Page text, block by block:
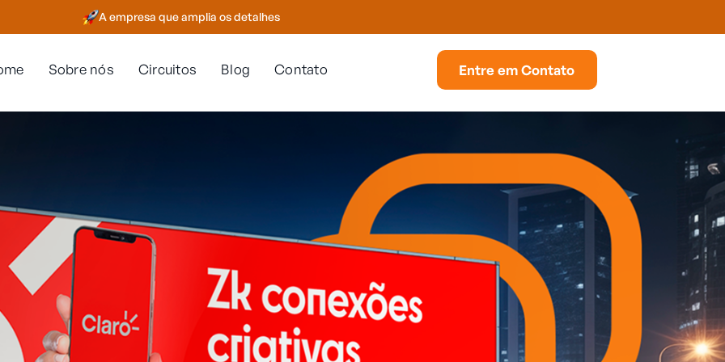
A empresa que amplia os detalhes
Sobre nós Circuitos Blog Contato Entre em Contato